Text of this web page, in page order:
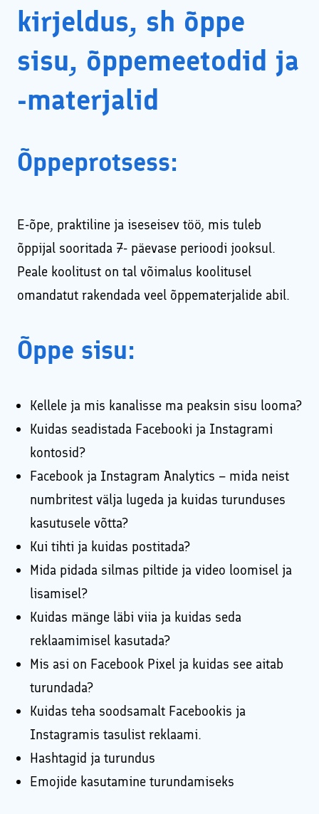
kirjeldus, sh õppe
sisu, õppemeetodid ja
-materjalid
Õppeprotsess:
E-õpe, praktiline ja iseseisev töö, mis tuleb
õppijal sooritada 7- päevase perioodi jooksul.
Peale koolitust on tal võimalus koolitusel
omandatut rakendada veel õppematerjalide abil.
Õppe sisu:
Kellele ja mis kanalisse ma peaksin sisu looma?
Kuidas seadistada Facebooki ja Instagrami
kontosid?
Facebook ja Instagram Analytics – mida neist
numbritest välja lugeda ja kuidas turunduses
kasutusele võtta?
Kui tihti ja kuidas postitada?
Mida pidada silmas piltide ja video loomisel ja
lisamisel?
Kuidas mänge läbi viia ja kuidas seda
reklaamimisel kasutada?
Mis asi on Facebook Pixel ja kuidas see aitab
turundada?
Kuidas teha soodsamalt Facebookis ja
Instagramis tasulist reklaami.
Hashtagid ja turundus
Emojide kasutamine turundamiseks